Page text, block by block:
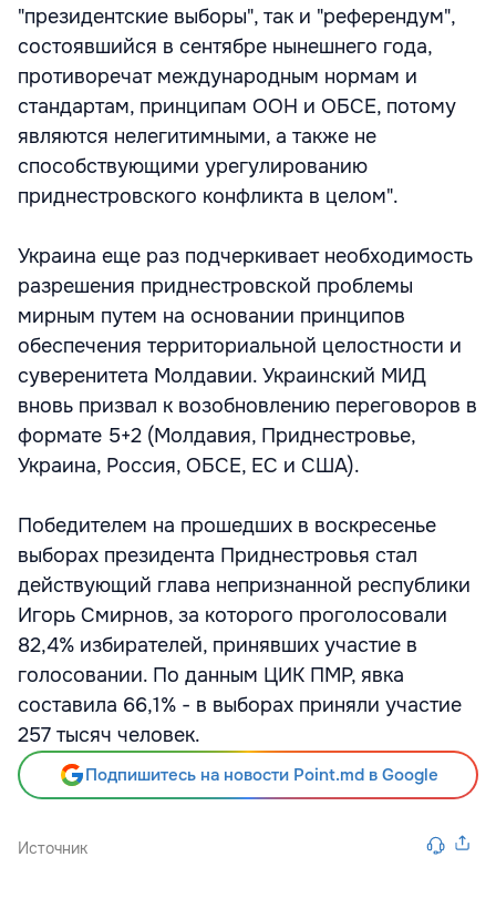
"президентские выборы", так и "референдум",
состоявшийся в сентябре нынешнего года,
противоречат международным нормам и
стандартам, принципам ООН и ОБСЕ, потому
являются нелегитимными, а также не
способствующими урегулированию
приднестровского конфликта в целом".
Украина еще раз подчеркивает необходимость
разрешения приднестровской проблемы
мирным путем на основании принципов
обеспечения территориальной целостности и
суверенитета Молдавии. Украинский МИД
вновь призвал к возобновлению переговоров в
формате 5+2 (Молдавия, Приднестровье,
Украина, Россия, ОБСЕ, ЕС и США).
Победителем на прошедших в воскресенье
выборах президента Приднестровья стал
действующий глава непризнанной республики
Игорь Смирнов, за которого проголосовали
82,4% избирателей, принявших участие в
голосовании. По данным ЦИК ПМР, явка
составила 66,1% - в выборах приняли участие
257 тысяч человек.
Подпишитесь на новости Point.md в Google
Источник